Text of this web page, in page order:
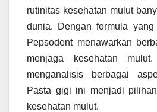
rutinitas kesehatan mulut
dunia. Dengan formula yang
Pepsodent menawarkan
menjaga kesehatan
menganalisis berbagai
Pasta gigi ini menjadi
kesehatan mulut.